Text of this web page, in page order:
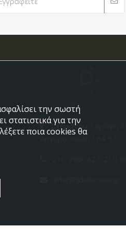
Στεφάνου Σαράφη 36,
την σωστή
στατιστικά για την
ποια cookies θα